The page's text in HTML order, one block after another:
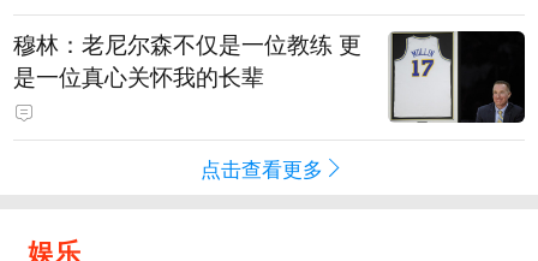
穆林：老尼尔森不仅是一位教练 更
是一位真心关怀我的长辈
点击查看更多
娱乐